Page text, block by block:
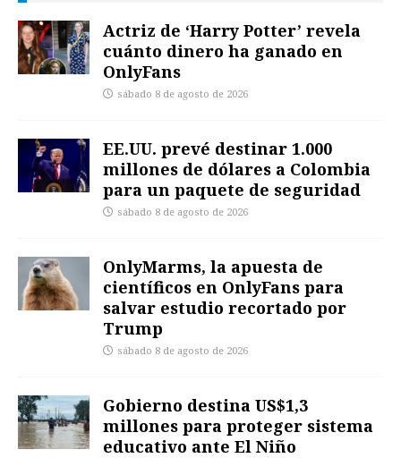
Actriz de ‘Harry Potter’ revela
cuánto dinero ha ganado en
OnlyFans
sábado 8 de agosto de 2026
EE.UU. prevé destinar 1.000
millones de dólares a Colombia
para un paquete de seguridad
sábado 8 de agosto de 2026
OnlyMarms, la apuesta de
científicos en OnlyFans para
salvar estudio recortado por
Trump
sábado 8 de agosto de 2026
Gobierno destina US$1,3
millones para proteger sistema
educativo ante El Niño